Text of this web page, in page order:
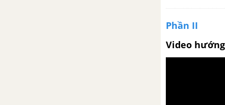
Phần II
Video